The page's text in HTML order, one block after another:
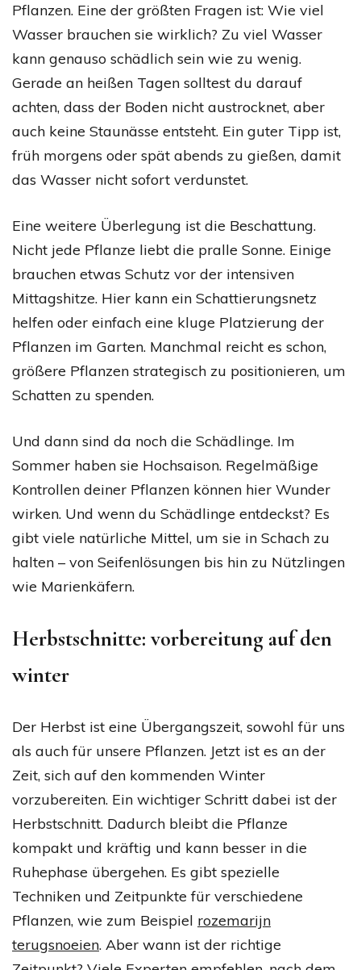
Pflanzen. Eine der größten Fragen ist: Wie viel
Wasser brauchen sie wirklich? Zu viel Wasser
kann genauso schädlich sein wie zu wenig.
Gerade an heißen Tagen solltest du darauf
achten, dass der Boden nicht austrocknet, aber
auch keine Staunässe entsteht. Ein guter Tipp ist,
früh morgens oder spät abends zu gießen, damit
das Wasser nicht sofort verdunstet.
Eine weitere Überlegung ist die Beschattung.
Nicht jede Pflanze liebt die pralle Sonne. Einige
brauchen etwas Schutz vor der intensiven
Mittagshitze. Hier kann ein Schattierungsnetz
helfen oder einfach eine kluge Platzierung der
Pflanzen im Garten. Manchmal reicht es schon,
größere Pflanzen strategisch zu positionieren, um
Schatten zu spenden.
Und dann sind da noch die Schädlinge. Im
Sommer haben sie Hochsaison. Regelmäßige
Kontrollen deiner Pflanzen können hier Wunder
wirken. Und wenn du Schädlinge entdeckst? Es
gibt viele natürliche Mittel, um sie in Schach zu
halten – von Seifenlösungen bis hin zu Nützlingen
wie Marienkäfern.
Herbstschnitte: vorbereitung auf den
winter
Der Herbst ist eine Übergangszeit, sowohl für uns
als auch für unsere Pflanzen. Jetzt ist es an der
Zeit, sich auf den kommenden Winter
vorzubereiten. Ein wichtiger Schritt dabei ist der
Herbstschnitt. Dadurch bleibt die Pflanze
kompakt und kräftig und kann besser in die
Ruhephase übergehen. Es gibt spezielle
Techniken und Zeitpunkte für verschiedene
Pflanzen, wie zum Beispiel rozemarijn
terugsnoeien. Aber wann ist der richtige